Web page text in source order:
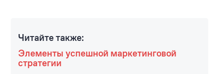
Читайте также:
Элементы успешной маркетинговой
стратегии